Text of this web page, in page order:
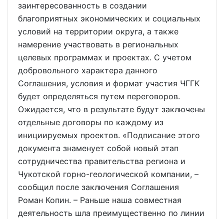
заинтересованность в создании
благоприятных экономических и социальных
условий на территории округа, а также
намерение участвовать в региональных
целевых программах и проектах. С учетом
добровольного характера данного
Соглашения, условия и формат участия ЧГГК
будет определяться путем переговоров.
Ожидается, что в результате будут заключены
отдельные договоры по каждому из
инициируемых проектов. «Подписание этого
документа знаменует собой новый этап
сотрудничества правительства региона и
Чукотской горно-геологической компании, –
сообщил после заключения Соглашения
Роман Копин. – Раньше наша совместная
деятельность шла преимущественно по линии